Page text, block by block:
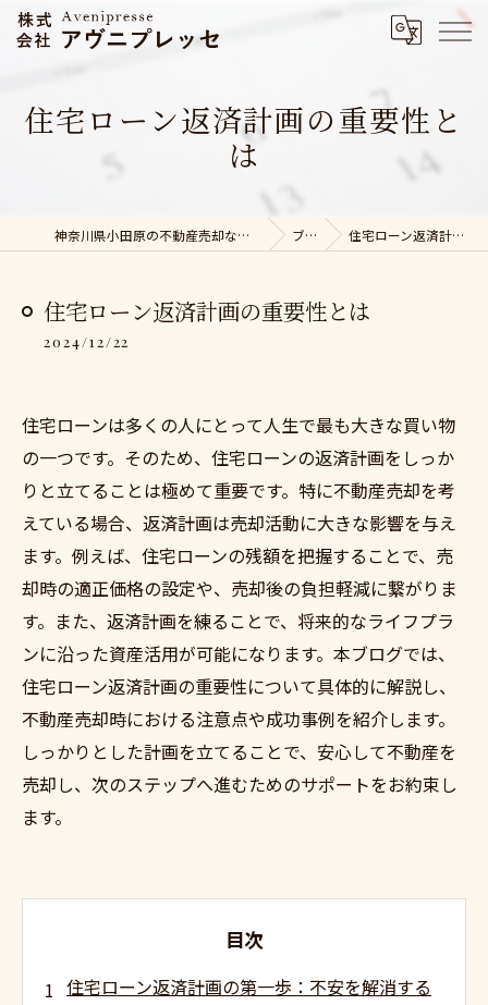
住宅ローン返済計画の重要性と
は
神奈川県小田原の不動産売却なら株式会社アヴニプレッセ ブログ 住宅ローン返済計画の重要性とは
住宅ローン返済計画の重要性とは
2024/12/22
住宅ローンは多くの人にとって人生で最も大きな買い物
の一つです。そのため、住宅ローンの返済計画をしっか
りと立てることは極めて重要です。特に不動産売却を考
えている場合、返済計画は売却活動に大きな影響を与え
ます。例えば、住宅ローンの残額を把握することで、売
却時の適正価格の設定や、売却後の負担軽減に繋がりま
す。また、返済計画を練ることで、将来的なライフプラ
ンに沿った資産活用が可能になります。本ブログでは、
住宅ローン返済計画の重要性について具体的に解説し、
不動産売却時における注意点や成功事例を紹介します。
しっかりとした計画を立てることで、安心して不動産を
売却し、次のステップへ進むためのサポートをお約束し
ます。
目次
住宅ローン返済計画の第一歩：不安を解消する